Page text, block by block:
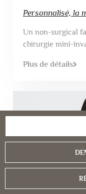
Personnalisé, la
Un non-surgical
chirurgie mini-
Plus de détails